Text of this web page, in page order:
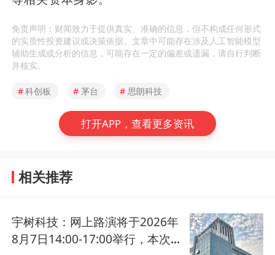
免责声明：财闻致力于提供真实、准确的信息，但不构成任何形式
的实质性投资建议或决策依据。文章中可能存在涉及人工智能模型
辅助生成或分析的信息，可能存在一定的偏差或遗漏，请自行判断
并核实。
#科创板 # 茅台 # 思朗科技
打开APP，查看更多资讯
相关推荐
宇树科技：网上路演将于2026年
8月7日14:00-17:00举行，本次拟